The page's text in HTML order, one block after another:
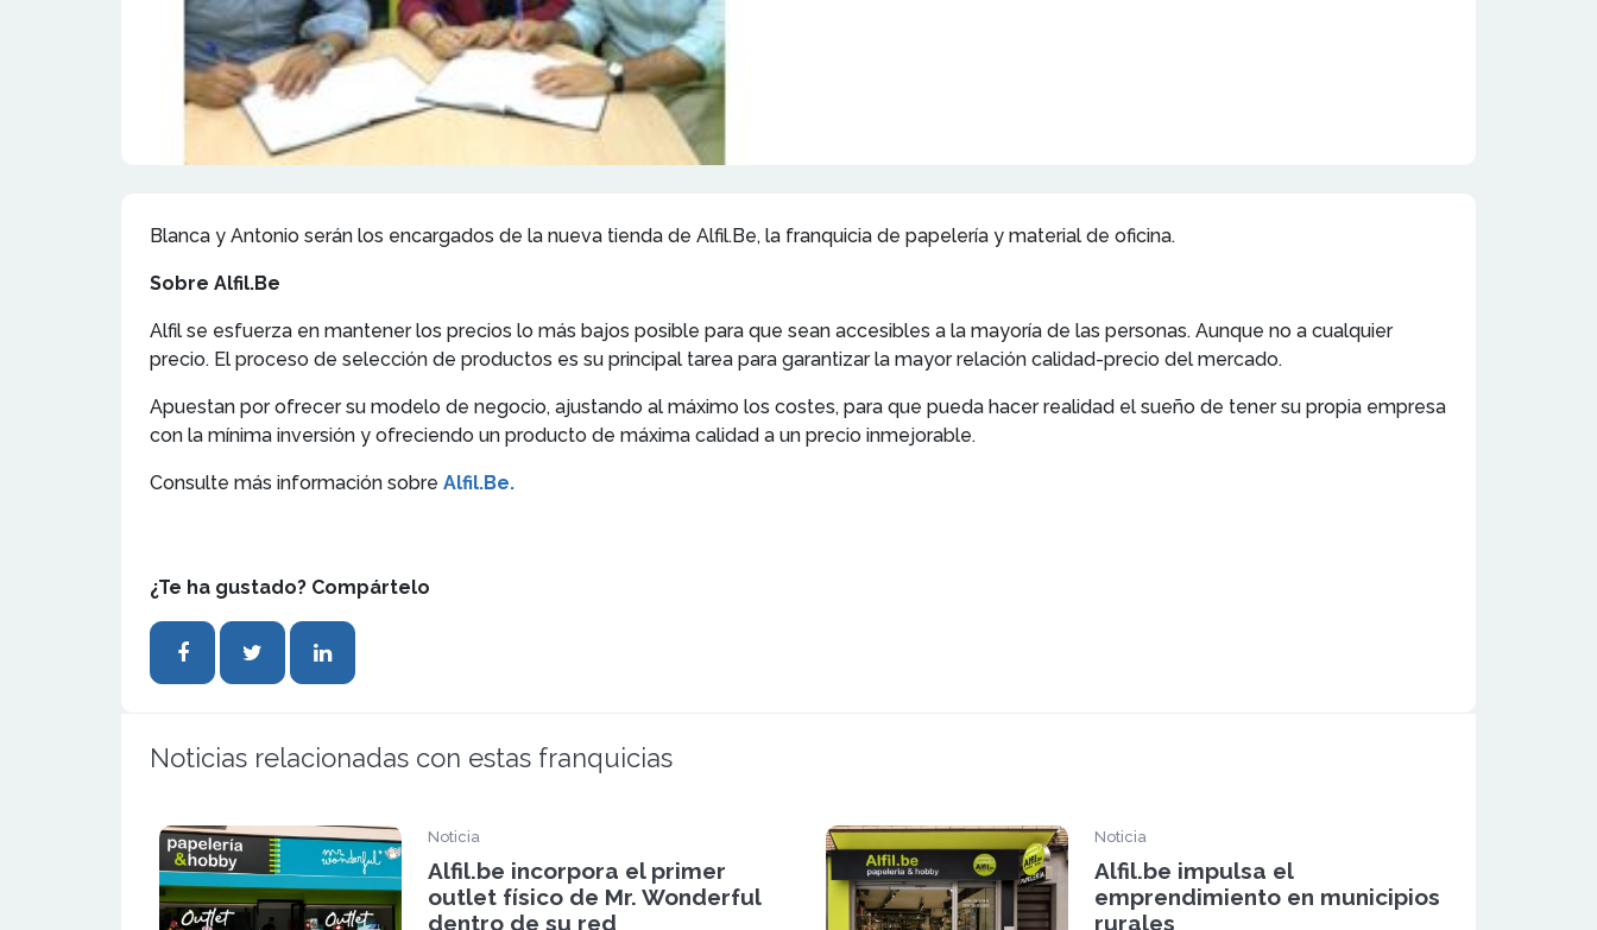
Blanca y Antonio serán los encargados de la nueva tienda de Alfil.Be, la franquicia de papelería y material de oficina.
Sobre Alfil.Be
Alfil se esfuerza en mantener los precios lo más bajos posible para que sean accesibles a la mayoría de las personas. Aunque no a cualquier
precio. El proceso de selección de productos es su principal tarea para garantizar la mayor relación calidad-precio del mercado.
Apuestan por ofrecer su modelo de negocio, ajustando al máximo los costes, para que pueda hacer realidad el sueño de tener su propia empresa
con la mínima inversión y ofreciendo un producto de máxima calidad a un precio inmejorable.
Consulte más información sobre Alfil.Be.
¿Te ha gustado? Compártelo
Noticias relacionadas con estas franquicias
Noticia
Alfil.be incorpora el primer
outlet físico de Mr. Wonderful
dentro de su red
Noticia
Alfil.be impulsa el
emprendimiento en municipios
rurales